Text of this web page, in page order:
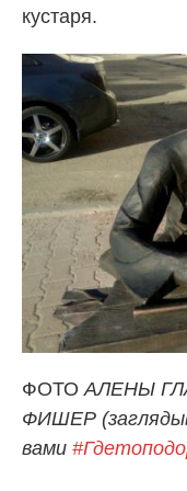
кустаря.
ФОТОАЛЕНЫ
ФИШЕР
вами